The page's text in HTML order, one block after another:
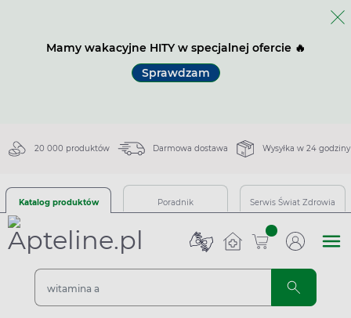
Mamy wakacyjne HITY w specjalnej ofercie 🔥
Sprawdzam
20 000 produktów Darmowa dostawa Wysyłka w 24 godziny
Katalog produktów Poradnik Serwis Świat Zdrowia
sztuk